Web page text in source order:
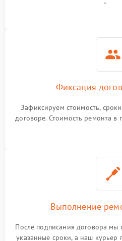
гарантийные
Фиксация
Зафиксируем стоимость,
договоре. Стоимость ремонта в
Выполнение
После подписания договора мы
указанные сроки, а наш курьер